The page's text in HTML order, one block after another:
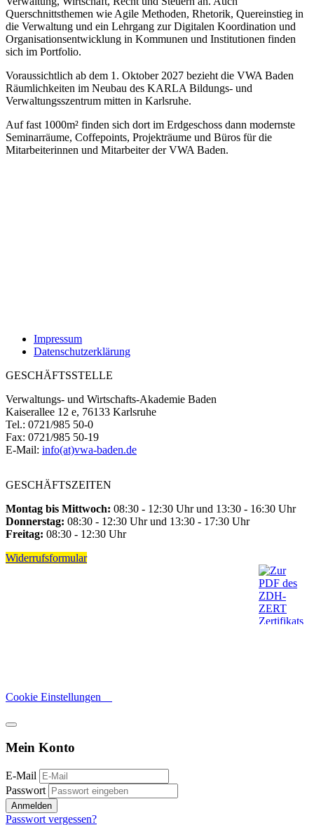
Querschnittsthemen wie Agile Methoden, Rhetorik, Quereinstieg in
die Verwaltung und ein Lehrgang zur Digitalen Koordination und
Organisationsentwicklung in Kommunen und Institutionen finden
sich im Portfolio.
Voraussichtlich ab dem 1. Oktober 2027 bezieht die VWA Baden
Räumlichkeiten im Neubau des KARLA Bildungs- und
Verwaltungsszentrum mitten in Karlsruhe.
Auf fast 1000m² finden sich dort im Erdgeschoss dann modernste
Seminarräume, Coffepoints, Projekträume und Büros für die
Mitarbeiterinnen und Mitarbeiter der VWA Baden.
Impressum
Datenschutzerklärung
GESCHÄFTSSTELLE
Verwaltungs- und Wirtschafts-Akademie Baden
Kaiserallee 12 e, 76133 Karlsruhe
Tel.: 0721/985 50-0
Fax: 0721/985 50-19
E-Mail: info(at)vwa-baden.de
GESCHÄFTSZEITEN
Montag bis Mittwoch: 08:30 - 12:30 Uhr und 13:30 - 16:30 Uhr
Donnerstag: 08:30 - 12:30 Uhr und 13:30 - 17:30 Uhr
Freitag: 08:30 - 12:30 Uhr
Widerrufsformular
Cookie Einstellungen
Mein Konto
E-Mail
Passwort
Anmelden
Passwort vergessen?